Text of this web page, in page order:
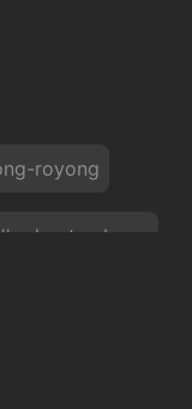
royong
# pohontumbang